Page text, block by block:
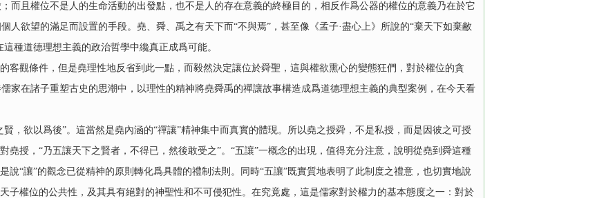
而且權位不是人的生命活動的出發點，也不是人的存在意義的終極目的，相反作爲公器的權位的意義乃在於它
人欲望的滿足而設置的手段。堯、舜、禹之有天下而“不與焉”，甚至像《孟子·盡心上》所說的“棄天下如棄敝
種道德理想主義的政治哲學中纔真正成爲可能。
觀條件，但是堯理性地反省到此一點，而毅然決定讓位於舜聖，這與權欲熏心的變態狂們，對於權位的貪
家在諸子重塑古史的思潮中，以理性的精神將堯舜禹的禪讓故事構造成爲道德理想主義的典型案例，在今天看
欲以爲後”。這當然是堯內涵的“禪讓”精神集中而真實的體現。所以堯之授舜，不是私授，而是因彼之可授
堯授，“乃五讓天下之賢者，不得已，然後敢受之”。“五讓”一概念的出現，值得充分注意，說明從堯到舜這種
說“讓”的觀念已從精神的原則轉化爲具體的禮制法則。同時“五讓”既實質地表明了此制度之禮意，也切實地說
子權位的公共性，及其具有絕對的神聖性和不可侵犯性。在究竟處，這是儒家對於權力的基本態度之一：對於